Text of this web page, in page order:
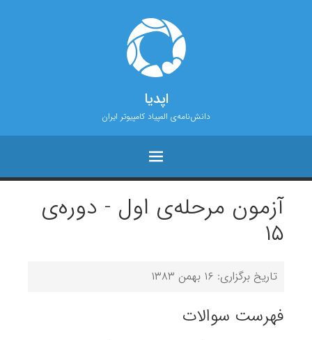
اپدیا
دانش‌نامه‌ی المپیاد کامپیوتر ایران
آزمون مرحله‌ی اول - دوره‌ی
۱۵
تاریخ برگزاری: ۱۶ بهمن ۱۳۸۳
فهرست سوالات